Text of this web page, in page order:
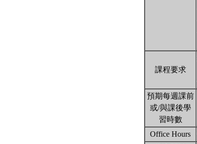
課程要求
預期每週課前
或/與課後學
習時數
Office Hours